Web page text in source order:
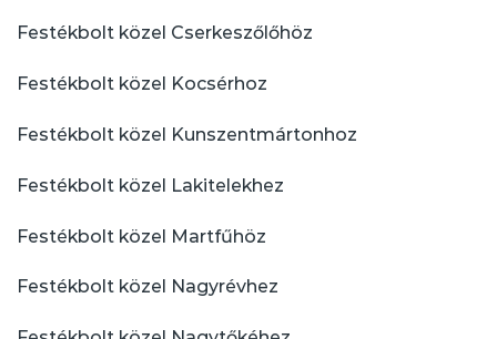
Festékbolt közel Cserkeszőlőhöz
Festékbolt közel Kocsérhoz
Festékbolt közel Kunszentmártonhoz
Festékbolt közel Lakitelekhez
Festékbolt közel Martfűhöz
Festékbolt közel Nagyrévhez